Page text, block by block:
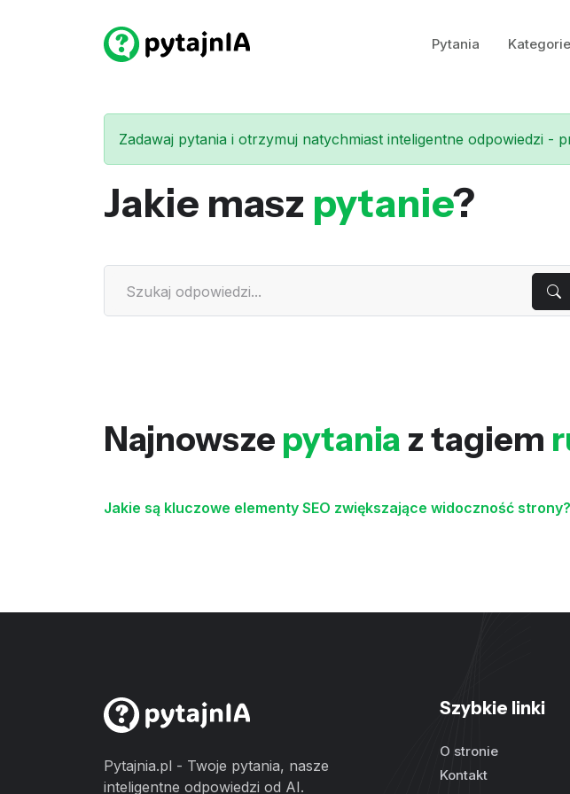
Pytania Kategorie
Zadawaj pytania i otrzymuj natychmiast inteligentne odpowiedzi -
Jakie masz pytanie?
Najnowsze pytania z tagiem
Jakie są kluczowe elementy SEO zwiększające widoczność strony?
Pytajnia.pl - Twoje pytania, nasze
inteligentne odpowiedzi od AI.
Szybkie linki
O stronie
Kontakt